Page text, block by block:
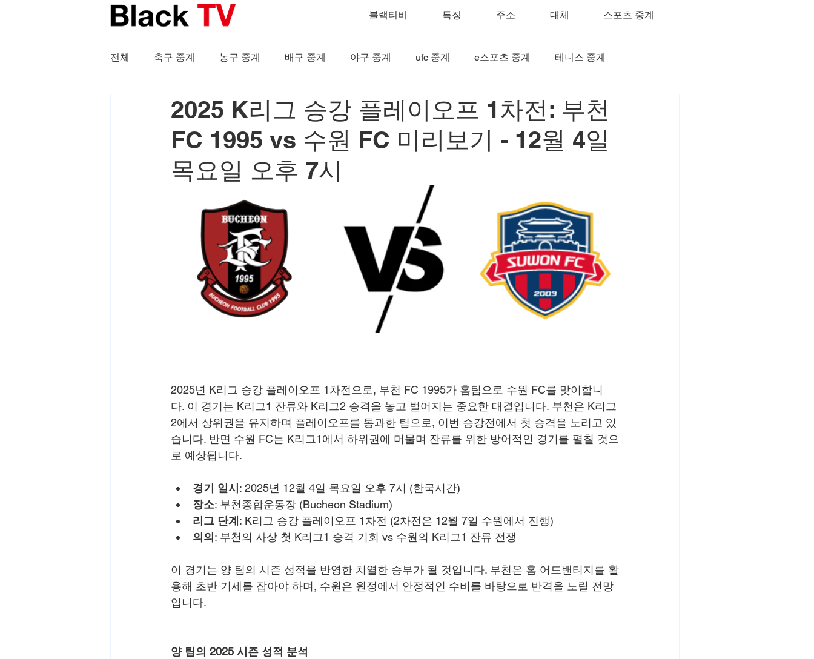
블랙티비 특징 주소 대체 스포츠 중계
전체 축구 중계 농구 중계 배구 중계 야구 중계 ufc 중계 e스포츠 중계 테니스 중계
2025 K리그 승강 플레이오프 1차전: 부천
FC 1995 vs 수원 FC 미리보기 - 12월 4일
목요일 오후 7시
2025년 K리그 승강 플레이오프 1차전으로, 부천 FC 1995가 홈팀으로 수원 FC를 맞이합니
다. 이 경기는 K리그1 잔류와 K리그2 승격을 놓고 벌어지는 중요한 대결입니다. 부천은 K리그
2에서 상위권을 유지하며 플레이오프를 통과한 팀으로, 이번 승강전에서 첫 승격을 노리고 있
습니다. 반면 수원 FC는 K리그1에서 하위권에 머물며 잔류를 위한 방어적인 경기를 펼칠 것으
로 예상됩니다.
경기 일시 : 2025년 12월 4일 목요일 오후 7시 (한국시간)
장소: 부천종합운동장 (Bucheon Stadium)
리그 단계 : K리그 승강 플레이오프 1차전 (2차전은 12월 7일 수원에서 진행)
의의 : 부천의 사상 첫 K리그1 승격 기회 vs 수원의 K리그1 잔류 전쟁
이 경기는 양 팀의 시즌 성적을 반영한 치열한 승부가 될 것입니다. 부천은 홈 어드밴티지를 활
용해 초반 기세를 잡아야 하며, 수원은 원정에서 안정적인 수비를 바탕으로 반격을 노릴 전망
입니다.
양 팀의 2025 시즌 성적 분석